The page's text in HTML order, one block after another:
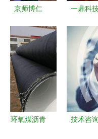
京师博仁
心理咨询，
构筑心灵健
康的智慧桥
梁
一鼎科
厂产品发
会闪耀
2017陶
工业展，
领技术咨
新风潮
环氧煤沥青
技术咨询